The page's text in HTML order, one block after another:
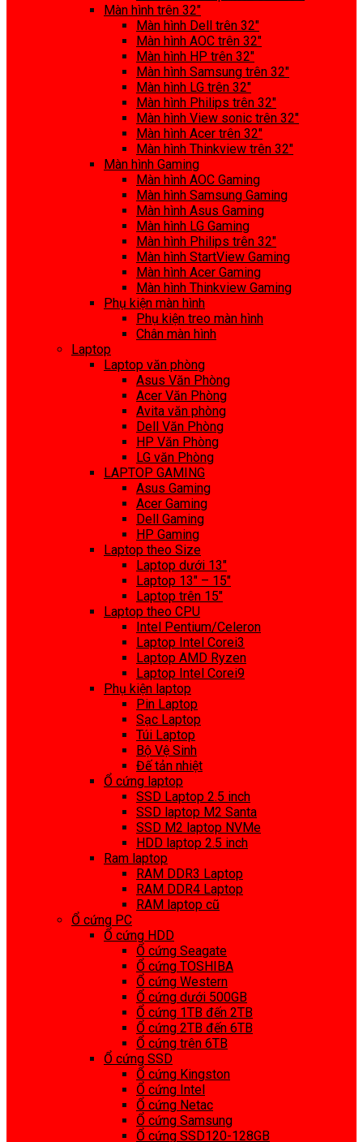
Màn hình trên 32″
Màn hình Dell trên 32″
Màn hình AOC trên 32″
Màn hình HP trên 32″
Màn hình Samsung trên 32″
Màn hình LG trên 32″
Màn hình Philips trên 32″
Màn hình View sonic trên 32″
Màn hình Acer trên 32″
Màn hình Thinkview trên 32″
Màn hình Gaming
Màn hình AOC Gaming
Màn hình Samsung Gaming
Màn hình Asus Gaming
Màn hình LG Gaming
Màn hình Philips trên 32″
Màn hình StartView Gaming
Màn hình Acer Gaming
Màn hình Thinkview Gaming
Phụ kiện màn hình
Phụ kiện treo màn hình
Chân màn hình
Laptop
Laptop văn phòng
Asus Văn Phòng
Acer Văn Phòng
Avita văn phòng
Dell Văn Phòng
HP Văn Phòng
LG văn Phòng
LAPTOP GAMING
Asus Gaming
Acer Gaming
Dell Gaming
HP Gaming
Laptop theo Size
Laptop dưới 13″
Laptop 13″ – 15″
Laptop trên 15″
Laptop theo CPU
Intel Pentium/Celeron
Laptop Intel Corei3
Laptop AMD Ryzen
Laptop Intel Corei9
Phụ kiện laptop
Pin Laptop
Sạc Laptop
Túi Laptop
Bộ Vệ Sinh
Đế tản nhiệt
Ổ cứng laptop
SSD Laptop 2.5 inch
SSD laptop M2 Santa
SSD M2 laptop NVMe
HDD laptop 2.5 inch
Ram laptop
RAM DDR3 Laptop
RAM DDR4 Laptop
RAM laptop cũ
Ổ cứng PC
Ổ cứng HDD
Ổ cứng Seagate
Ổ cứng TOSHIBA
Ổ cứng Western
Ổ cứng dưới 500GB
Ổ cứng 1TB đến 2TB
Ổ cứng 2TB đến 6TB
Ổ cứng trên 6TB
Ổ cứng SSD
Ổ cứng Kingston
Ổ cứng Intel
Ổ cứng Netac
Ổ cứng Samsung
Ổ cứng SSD120-128GB